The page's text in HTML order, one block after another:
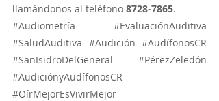
El apoyo familiar es
fundamental para la persona
con pérdida auditiva.
Tatiana Paola Valverde A
llamándonos al teléfono 8728-7865.
#Audiometría
#EvaluaciónAuditiva
#SaludAuditiva #Audición #AudífonosCR
#SanIsidroDelGeneral
#PérezZeledón
#AudiciónyAudífonosCR
#OírMejorEsVivirMejor